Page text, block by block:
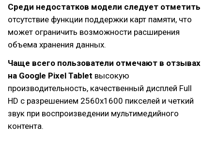
Среди недостатков модели следует отметить
отсутствие функции поддержки карт памяти, что
может ограничить возможности расширения
объема хранения данных.
Чаще всего пользователи отмечают в отзывах
на Google Pixel Tablet высокую
производительность, качественный дисплей Full
HD с разрешением 2560x1600 пикселей и четкий
звук при воспроизведении мультимедийного
контента.